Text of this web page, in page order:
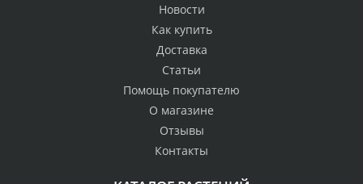
Новости
Как купить
Доставка
Статьи
Помощь покупателю
О магазине
Отзывы
Контакты